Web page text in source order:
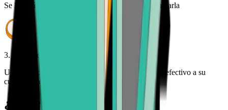
Se le dará una dirección de criptomoneda para enviarla
3. Dinero en tu banco
Una vez confirmada la transacción, enviaremos el efectivo a su
cuenta bancaria.
¿Qué es Verse?